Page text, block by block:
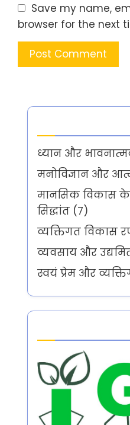
Save my name,
browser for the next
ध्यान और
मनोविज्ञान और
मानसिक विकास के
सिद्धांत (7)
व्यक्तिगत विकास
व्यवसाय और
स्वयं प्रेम और